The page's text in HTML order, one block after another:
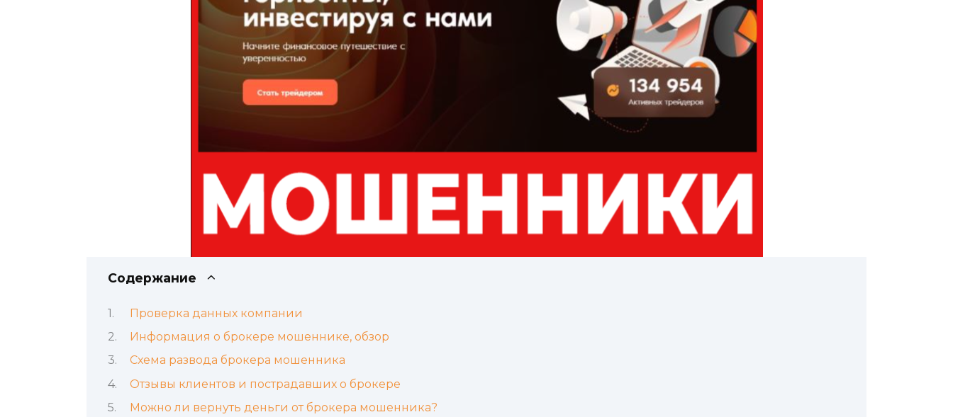
Содержание
Проверка данных компании
Информация о брокере мошеннике, обзор
Схема развода брокера мошенника
Отзывы клиентов и пострадавших о брокере
Можно ли вернуть деньги от брокера мошенника?